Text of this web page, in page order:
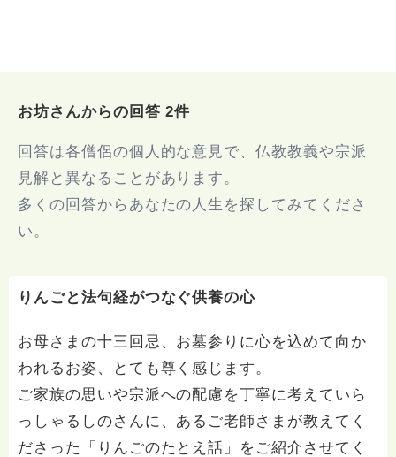
お坊さんからの回答 2件
回答は各僧侶の個人的な意見で、仏教教義や宗派
見解と異なることがあります。
多くの回答からあなたの人生を探してみてくださ
い。
りんごと法句経がつなぐ供養の心
お母さまの十三回忌、お墓参りに心を込めて向か
われるお姿、とても尊く感じます。
ご家族の思いや宗派への配慮を丁寧に考えていら
っしゃるしのさんに、あるご老師さまが教えてく
ださった「りんごのたとえ話」をご紹介させてく